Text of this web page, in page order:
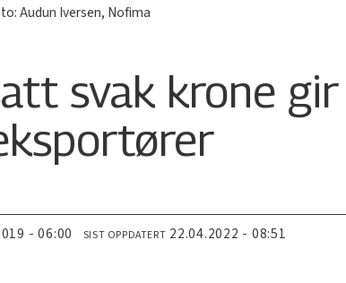
Audun Iversen, Nofima
svak krone
- 06:00 SIST OPPDATERT 22.04.2022 - 08:51